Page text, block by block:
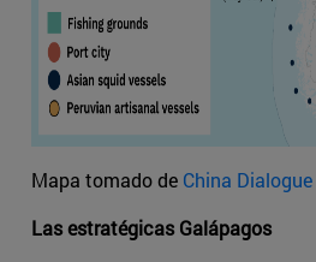
Mapa tomado de China Dialogue
Las estratégicas Galápagos